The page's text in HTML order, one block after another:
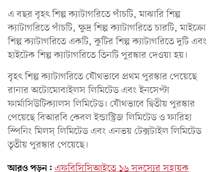
এ বছর বৃহৎ শিল্প ক্যাটাগরিতে পাঁচটি, মাঝারি শিল্প
ক্যাটাগরিতে পাঁচটি, ক্ষুদ্র শিল্প ক্যাটাগরিতে চারটি, মাইক্রো
শিল্প ক্যাটাগরিতে একটি, কুটির শিল্প ক্যাটাগরিতে দুটি এবং
হাইটেক শিল্প ক্যাটাগরিতে তিনটি পুরস্কার দেওয়া হয়।
বৃহৎ শিল্প ক্যাটাগরিতে যৌথভাবে প্রথম পুরস্কার পেয়েছে
রানার অটোমোবাইলস লিমিটেড এবং ইনসেপ্টা
ফার্মাসিউটিক্যালস লিমিটেড। যৌথভাবে দ্বিতীয় পুরস্কার
পেয়েছে বিআরবি কেবল ইন্ডাস্ট্রিজ লিমিটেড ও ফারিহা
স্পিনিং মিলস্ লিমিটেড এবং এনভয় টেক্সটাইল লিমিটেড
তৃতীয় পুরস্কার পেয়েছে।
আরও পড়ুন: এফবিসিসিআইতে ১৬ সদস্যের সহায়ক